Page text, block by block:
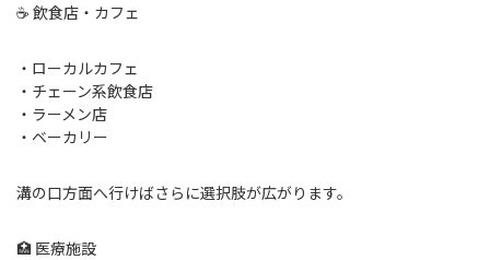
☕ 飲食店・カフェ
・ローカルカフェ
・チェーン系飲食店
・ラーメン店
・ベーカリー
溝の口方面へ行けばさらに選択肢が広がります。
🏥 医療施設